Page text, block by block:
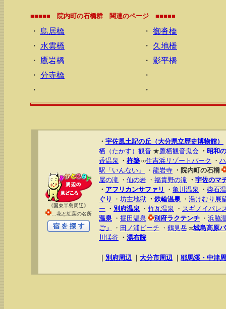
■■■■■ 院内町の石橋群 関連のページ ■■■■■
・ 鳥居橋 ・ 御沓橋
・ 水雲橋 ・ 久地橋
・ 鷹岩橋 ・ 影平橋
・ 分寺橋
・
・
・
《国東半島周辺》
…花と紅葉の名所
・ 宇佐風土記の丘（大分県立歴史博物館）
栖（たかす）観音 ★鷹栖観音鬼会 ・ 昭和
香温泉 ・ 杵築 ∞住吉浜リゾートパーク ・
駅「いんない」
・ 龍岩寺 ・院内町の石橋
屋の滝 ・ 仙の岩 ・ 福貴野の滝 ・ 宇佐のマ
・ アフリカンサファリ ・ 亀川温泉 ・ 柴石
ぐり
・ 坊主地獄 ・ 鉄輪温泉 ・ 湯けむり展
ー ・ 別府温泉 ・ 竹瓦温泉 ・ スギノイパレ
温泉 ・ 掘田温泉 別府ラクテンチ ・ 浜脇
ご」
・ 田ノ浦ビーチ ・ 鶴見岳 ∞城島高原
川渓谷 ・ 湯布院
別府周辺 大分市周辺 耶馬溪・中津